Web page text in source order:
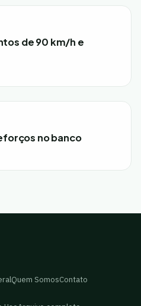
de 90 km/h e
no banco
Quem SomosContato